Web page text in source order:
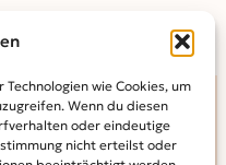
wie Cookies, um
Wenn du diesen
oder eindeutige
nicht erteilst oder